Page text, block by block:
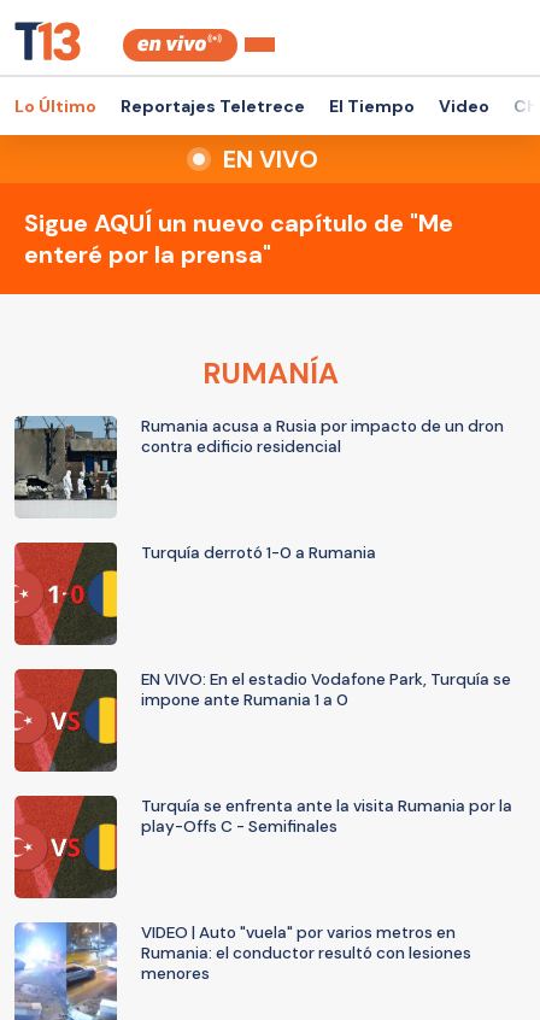
Lo Último Reportajes Teletrece El Tiempo Video
EN VIVO
Sigue AQUÍ un nuevo capítulo de "Me
enteré por la prensa"
RUMANÍA
Rumania acusa a Rusia por impacto de un dron
contra edificio residencial
Turquía derrotó 1-0 a Rumania
EN VIVO: En el estadio Vodafone Park, Turquía se
impone ante Rumania 1 a 0
Turquía se enfrenta ante la visita Rumania por la
play-Offs C - Semifinales
VIDEO | Auto "vuela" por varios metros en
Rumania: el conductor resultó con lesiones
menores